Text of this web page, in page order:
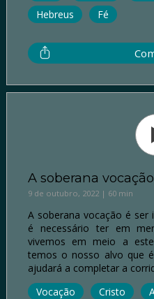
Hebreus
Fé
A soberana
9 de outubro, 2022 | 60 min
A soberana vocação é
é necessário ter em
vivemos em meio a
temos o nosso alvo que
ajudará a completar a
Vocação
Cristo